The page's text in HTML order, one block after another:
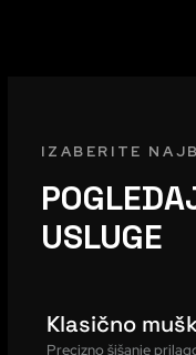
IZABERITE
USLUGE
Klasično
Precizno šišanje